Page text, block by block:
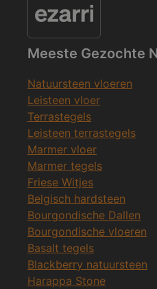
Meeste Gezochte
Natuursteen vloeren
Leisteen vloer
Terrastegels
Leisteen terrastegels
Marmer vloer
Marmer tegels
Friese Witjes
Belgisch hardsteen
Bourgondische Dallen
Bourgondische vloeren
Basalt tegels
Blackberry natuursteen
Harappa Stone